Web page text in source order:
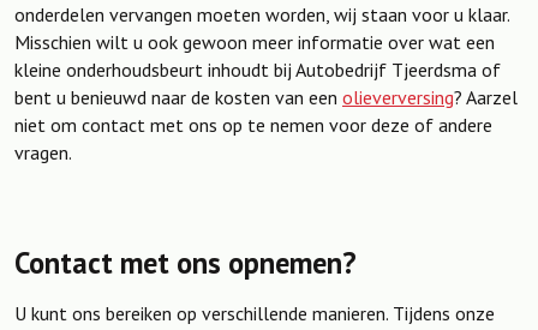
onderdelen vervangen moeten worden, wij staan voor u klaar.
Misschien wilt u ook gewoon meer informatie over wat een
kleine onderhoudsbeurt inhoudt bij Autobedrijf Tjeerdsma of
bent u benieuwd naar de kosten van een olieverversing? Aarzel
niet om contact met ons op te nemen voor deze of andere
vragen.
Contact met ons opnemen?
U kunt ons bereiken op verschillende manieren. Tijdens onze